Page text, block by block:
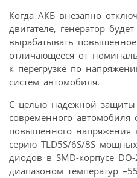
Когда АКБ внезапно
двигателе, генератор
вырабатывать
отличающееся от
к перегрузке по
систем автомобиля.
С целью надежной защиты
современного автомобиля
повышенного напряжения
серию TLD5S/6S/8S
диодов в SMD-корпусе
диапазоном температур